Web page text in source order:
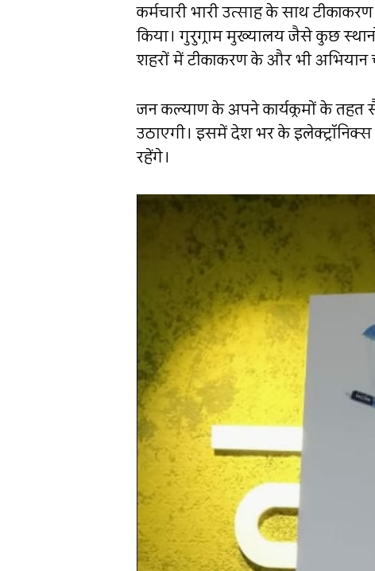
कर्मचारी भारी उत्साह के साथ
किया। गुरुग्राम मुख्यालय जैसे कुछ
शहरों में टीकाकरण के और भी अभियान
जन कल्याण के अपने कार्यक्रमों के तहत
उठाएगी। इसमें देश भर के
रहेंगे।